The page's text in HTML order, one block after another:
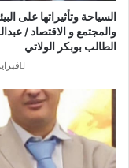
السياحة وتأثيراتها على
والمجتمع و الاقتصاد /
الطالب بوبكر الولاتي
فبراير 3, 2020